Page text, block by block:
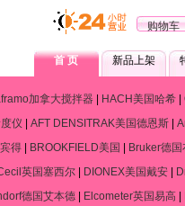
购物车
首 页 新品上架
加拿大搅拌器| HACH美国哈希|
仪 AFT DENSITRAK美国德恩斯
得 BROOKFIELD美国 Bruker德
英国塞西尔 DIONEX美国戴安
德国艾本德 Elcometer英国易高